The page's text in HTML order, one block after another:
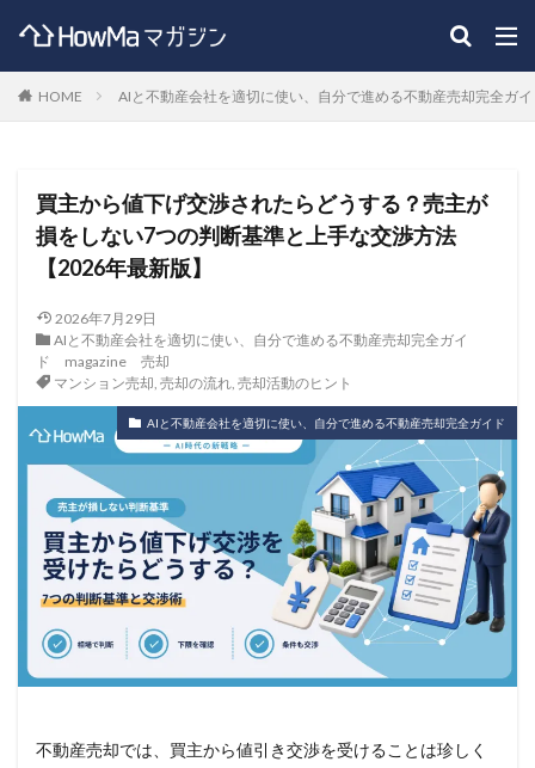
HOME AIと不動産会社を適切に使い、自分で進める不動産売却完全ガ
買主から値下げ交渉されたらどうする？売主が
損をしない7つの判断基準と上手な交渉方法
【2026年最新版】
2026年7月29日
AIと不動産会社を適切に使い、自分で進める不動産売却完全ガイ
ド
magazine
売却
マンション売却, 売却の流れ, 売却活動のヒント
AIと不動産会社を適切に使い、自分で進める不動産売却完全ガイド
不動産売却では、買主から値引き交渉を受けることは珍しく